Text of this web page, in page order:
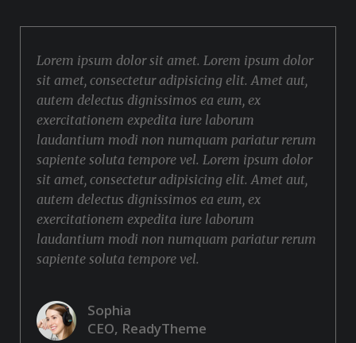
Lorem ipsum dolor sit amet. Lorem ipsum dolor
sit amet, consectetur adipisicing elit. Amet aut,
autem delectus dignissimos ea eum, ex
exercitationem expedita iure laborum
laudantium modi non numquam pariatur rerum
sapiente soluta tempore vel. Lorem ipsum dolor
sit amet, consectetur adipisicing elit. Amet aut,
autem delectus dignissimos ea eum, ex
exercitationem expedita iure laborum
laudantium modi non numquam pariatur rerum
sapiente soluta tempore vel.
Sophia
CEO, ReadyTheme